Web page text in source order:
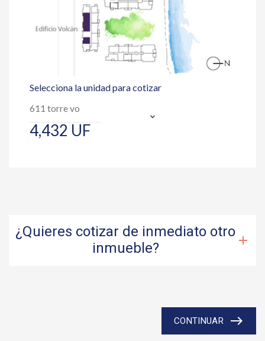
Selecciona la unidad para cotizar
4,432 UF
¿Quieres cotizar de inmediato otro
inmueble?
add
CONTINUAR east